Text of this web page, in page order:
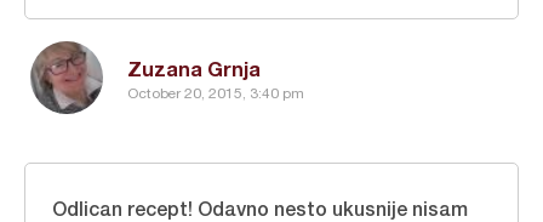
Zuzana Grnja
October 20, 2015, 3:40 pm
Odlican recept! Odavno nesto ukusnije nisam